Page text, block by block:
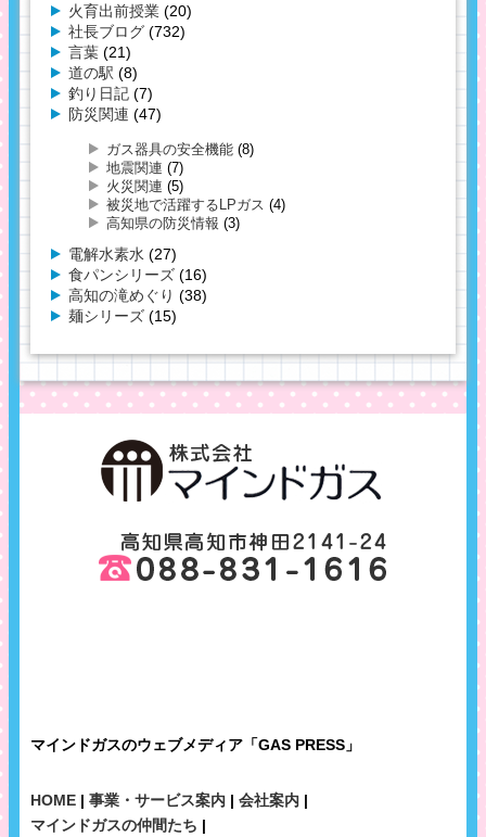
火育出前授業 (20)
社長ブログ (732)
言葉 (21)
道の駅 (8)
釣り日記 (7)
防災関連 (47)
ガス器具の安全機能 (8)
地震関連 (7)
火災関連 (5)
被災地で活躍するLPガス (4)
高知県の防災情報 (3)
電解水素水 (27)
食パンシリーズ (16)
高知の滝めぐり (38)
麺シリーズ (15)
マインドガスのウェブメディア「GAS PRESS」
HOME | 事業・サービス案内 | 会社案内 |
マインドガスの仲間たち |